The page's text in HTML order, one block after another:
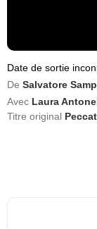
Date de sortie
De Salvatore
Avec Laura
Titre original